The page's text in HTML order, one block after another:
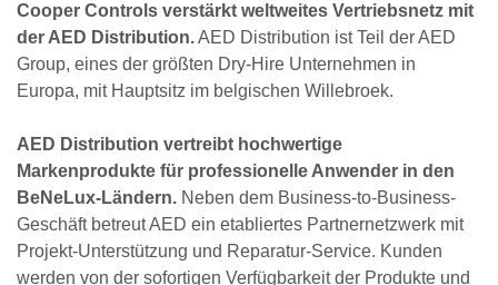
Cooper Controls verstärkt weltweites Vertriebsnetz mit
der AED Distribution.AED Distribution ist Teil der AED
Group, eines der größten Dry-Hire Unternehmen in
Europa, mit Hauptsitz im belgischen Willebroek.
AED Distribution vertreibt hochwertige
Markenprodukte für professionelle Anwender in den
BeNeLux-Ländern. Neben dem Business-to-Business-
Geschäft betreut AED ein etabliertes Partnernetzwerk mit
Projekt-Unterstützung und Reparatur-Service. Kunden
werden von der sofortigen Verfügbarkeit der Produkte und